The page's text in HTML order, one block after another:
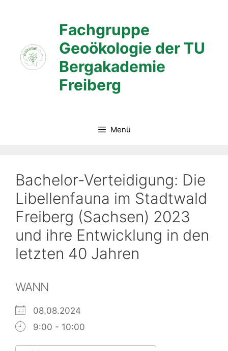
Fachgruppe
Geoökologie der TU
Bergakademie
Freiberg
Menü
Bachelor-Verteidigung: Die
Libellenfauna im Stadtwald
Freiberg (Sachsen) 2023
und ihre Entwicklung in den
letzten 40 Jahren
WANN
08.08.2024
9:00 - 10:00